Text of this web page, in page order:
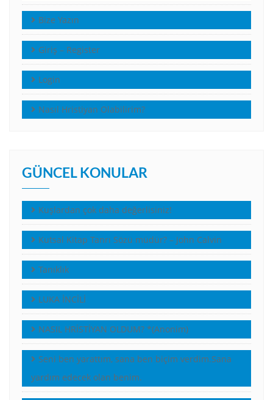
Bize Yazın
Giriş – Register
Login
Nasıl Hristiyan Olabilirim?
GÜNCEL KONULAR
Kuşlardan çok daha değerlisiniz!
Kutsal Kitap Tanrı Sözü müdür? – John Calvin
Tanıklık
LUKA İNCİLİ
NASIL HRİSTİYAN OLDUM? *(Anonim)
Seni ben yarattım, sana ben biçim verdim.Sana
yardım edecek olan benim.